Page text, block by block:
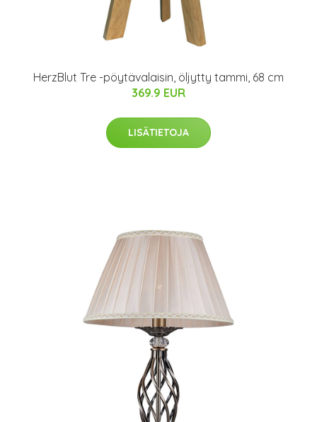
HerzBlut Tre -pöytävalaisin, öljytty tammi, 68 cm
369.9 EUR
LISÄTIETOJA